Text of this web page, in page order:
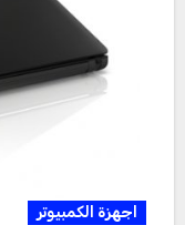
اجهزة الكمبيوتر